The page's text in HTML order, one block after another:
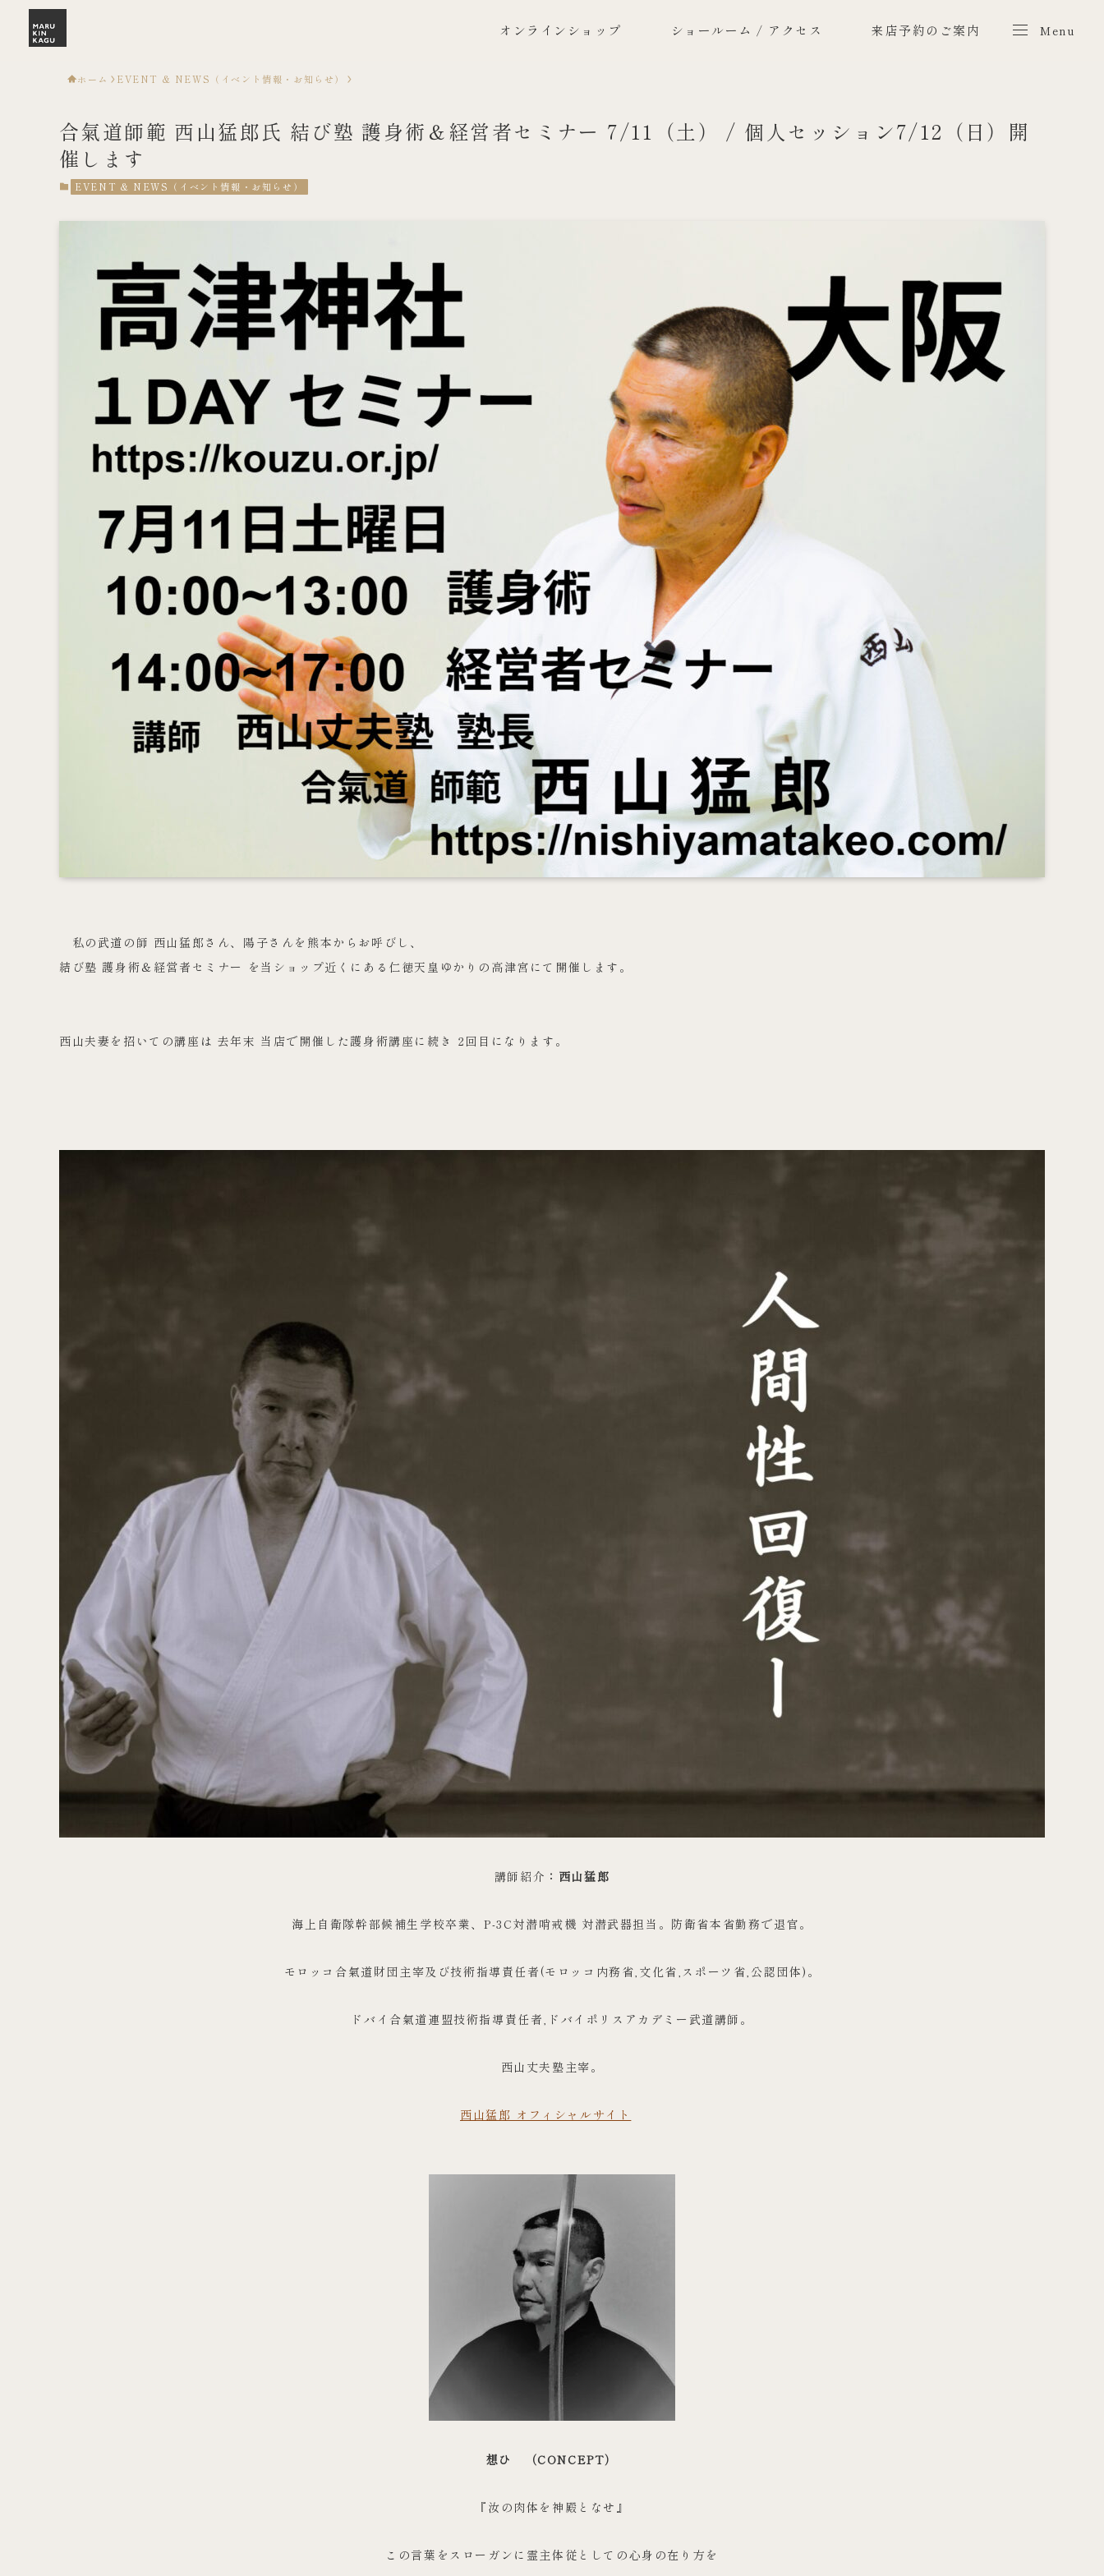
オンラインショップ ショールーム / アクセス 来店予約のご案内 Menu
Menu
ホーム EVENT & NEWS（イベント情報・お知らせ）
合氣道師範 西山猛郎氏 結び塾 護身術＆経営者セミナー 7/11（土） / 個人セッション7/12（日）開
催します
EVENT & NEWS（イベント情報・お知らせ）
私の武道の師 西山猛郎さん、陽子さんを熊本からお呼びし、
結び塾 護身術＆経営者セミナー を当ショップ近くにある仁徳天皇ゆかりの高津宮にて開催します。
西山夫妻を招いての講座は 去年末 当店で開催した護身術講座に続き 2回目になります。
講師紹介 ：西山猛郎
海上自衛隊幹部候補生学校卒業、P-3C対潜哨戒機 対潜武器担当。防衛省本省勤務で退官。
モロッコ合氣道財団主宰及び技術指導責任者(モロッコ内務省,文化省,スポーツ省,公認団体)。
ドバイ合氣道連盟技術指導責任者,ドバイポリスアカデミー武道講師。
西山丈夫塾主宰。
西山猛郎 オフィシャルサイト
想ひ （CONCEPT）
『汝の肉体を神殿となせ』
この言葉をスローガンに霊主体従としての心身の在り方を